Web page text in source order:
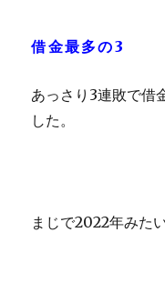
借金最多の3
あっさり3連敗で借
した。
まじで2022年みた